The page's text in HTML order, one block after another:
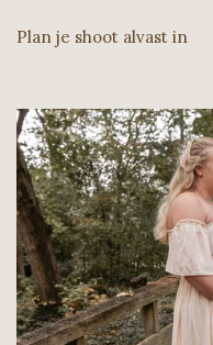
Plan je shoot alvast in